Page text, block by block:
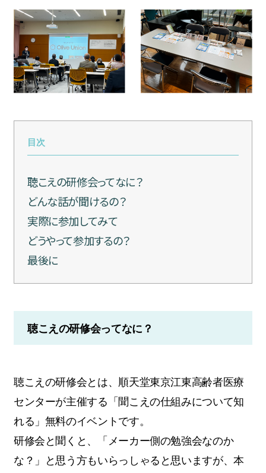
目次
聴こえの研修会ってなに？
どんな話が聞けるの？
実際に参加してみて
どうやって参加するの？
最後に
聴こえの研修会ってなに？
聴こえの研修会とは、順天堂東京江東高齢者医療
センターが主催する「聞こえの仕組みについて知
れる」無料のイベントです。
研修会と聞くと、「メーカー側の勉強会なのか
な？」と思う方もいらっしゃると思いますが、本